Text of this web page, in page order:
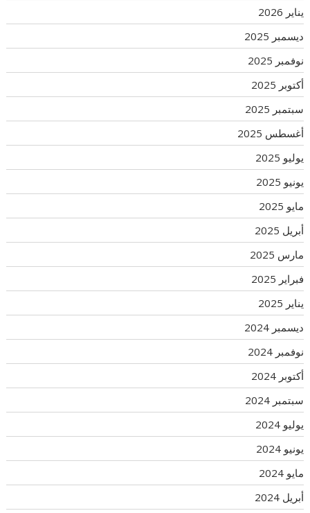
يناير 2026
ديسمبر 2025
نوفمبر 2025
أكتوبر 2025
سبتمبر 2025
أغسطس 2025
يوليو 2025
يونيو 2025
مايو 2025
أبريل 2025
مارس 2025
فبراير 2025
يناير 2025
ديسمبر 2024
نوفمبر 2024
أكتوبر 2024
سبتمبر 2024
يوليو 2024
يونيو 2024
مايو 2024
أبريل 2024